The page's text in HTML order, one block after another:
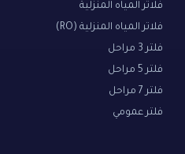
فلاتر المياه المنزلية
فلاتر المياه المنزلية (RO)
فلتر 3 مراحل
فلتر 5 مراحل
فلتر 7 مراحل
فلتر عمومي